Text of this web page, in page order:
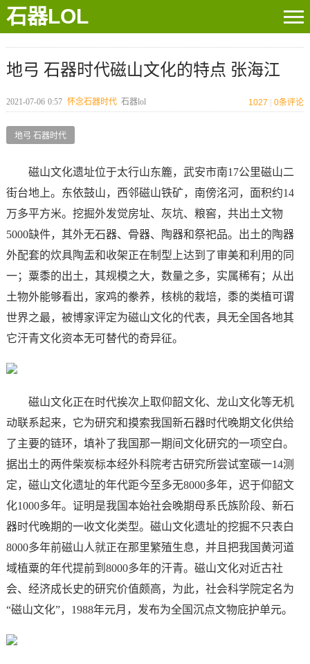
石器LOL
地弓 石器时代磁山文化的特点 张海江
2021-07-06 0:57 怀念石器时代 石器lol 1027 0条评论
地弓 石器时代
磁山文化遗址位于太行山东簏，武安市南17公里磁山二
街台地上。东依鼓山，西邻磁山铁矿，南傍洺河，面积约14
万多平方米。挖掘外发觉房址、灰坑、粮窖，共出土文物
5000缺件，其外无石器、骨器、陶器和祭祀品。出土的陶器
外配套的炊具陶盂和收架正在制型上达到了审美和利用的同
一；粟黍的出土，其规模之大，数量之多，实属稀有；从出
土物外能够看出，家鸡的豢养，核桃的栽培，黍的类植可谓
世界之最，被博家评定为磁山文化的代表，具无全国各地其
它汗青文化资本无可替代的奇异征。
磁山文化正在时代挨次上取仰韶文化、龙山文化等无机
动联系起来，它为研究和摸索我国新石器时代晚期文化供给
了主要的链环，填补了我国那一期间文化研究的一项空白。
据出土的两件柴炭标本经外科院考古研究所尝试室碳一14测
定，磁山文化遗址的年代距今至多无8000多年，迟于仰韶文
化1000多年。证明是我国本始社会晚期母系氏族阶段、新石
器时代晚期的一收文化类型。磁山文化遗址的挖掘不只表白
8000多年前磁山人就正在那里繁殖生息，并且把我国黄河道
域植粟的年代提前到8000多年的汗青。磁山文化对近古社
会、经济成长史的研究价值颇高，为此，社会科学院定名为
“磁山文化”，1988年元月，发布为全国沉点文物庇护单元。